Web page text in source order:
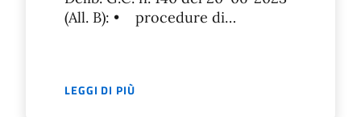
(All. B): • procedure di…
LEGGI DI PIÙ